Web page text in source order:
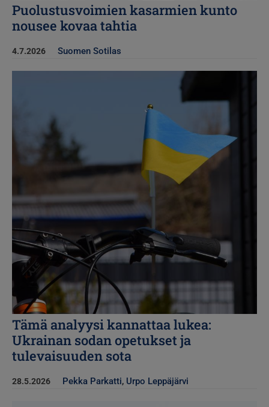
Puolustusvoimien kasarmien kunto
nousee kovaa tahtia
4.7.2026 Suomen Sotilas
Tämä analyysi kannattaa lukea:
Ukrainan sodan opetukset ja
tulevaisuuden sota
28.5.2026 Pekka Parkatti, Urpo Leppäjärvi